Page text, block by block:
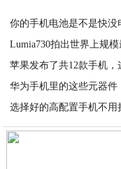
你的手机电池是不是快
Lumia730拍出世界上规
苹果发布了共12款手机
华为手机里的这些元器
选择好的高配置手机不用